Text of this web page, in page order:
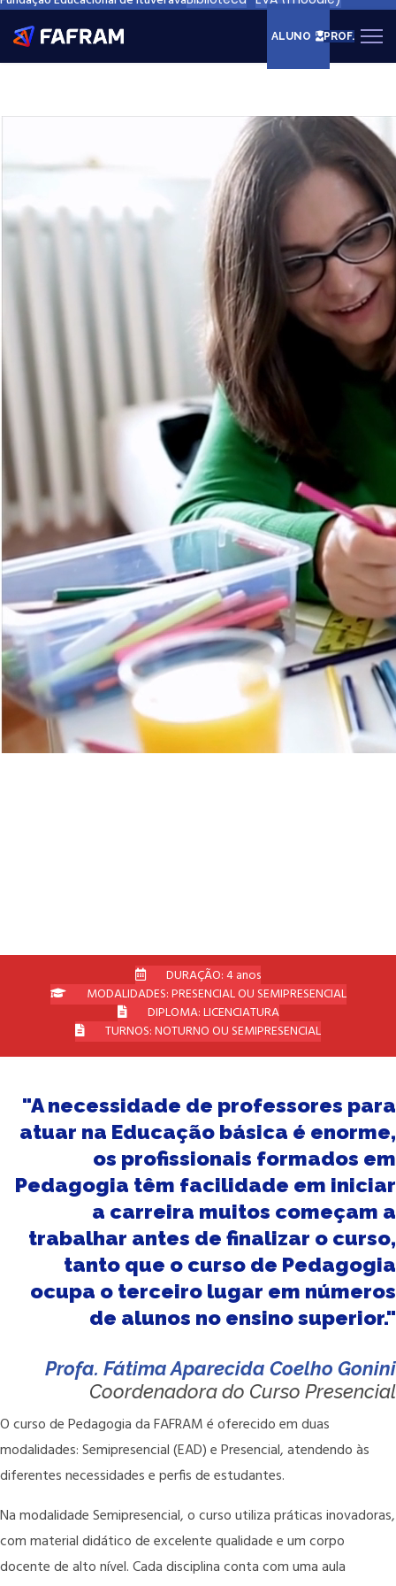
ALUNO PROF.
DURAÇÃO: 4 anos
MODALIDADES: PRESENCIAL OU SEMIPRESENCIAL
DIPLOMA: LICENCIATURA
TURNOS: NOTURNO OU SEMIPRESENCIAL
"A necessidade de professores para
atuar na Educação básica é enorme,
os profissionais formados em
Pedagogia têm facilidade em iniciar
a carreira muitos começam a
trabalhar antes de finalizar o curso,
tanto que o curso de Pedagogia
ocupa o terceiro lugar em números
de alunos no ensino superior."
Profa. Fátima Aparecida Coelho Gonini
Coordenadora do Curso Presencial
O curso de Pedagogia da FAFRAM é oferecido em duas
modalidades: Semipresencial (EAD) e Presencial, atendendo às
diferentes necessidades e perfis de estudantes.
Na modalidade Semipresencial, o curso utiliza práticas inovadoras,
com material didático de excelente qualidade e um corpo
docente de alto nível. Cada disciplina conta com uma aula